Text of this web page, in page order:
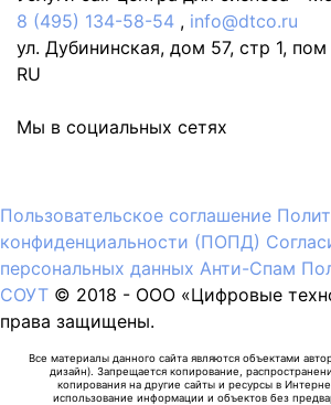
8 (495) 134-58-54 , info@dtco.ru
ул. Дубининская, дом 57, стр 1,
RU
Мы в социальных сетях
Пользовательское соглашение
конфиденциальности (ПОПД)
персональных данных Анти-Спам
СОУТ © 2018 - OOO «Цифровые
права защищены.
Все материалы данного сайта являются объектами
дизайн). Запрещается копирование,
копирования на другие сайты и ресурсы в
использование информации и объектов без